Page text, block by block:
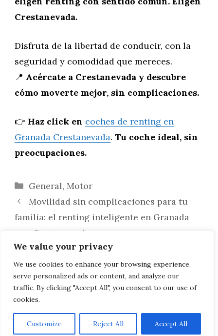
We value your privacy
We use cookies to enhance your browsing experience,
serve personalized ads or content, and analyze our
traffic. By clicking "Accept All", you consent to our use of
cookies.
Customize Reject All Accept All
Crestanevada.
Disfruta de la libertad de conducir, con la
seguridad y comodidad que mereces.
📍 Acércate a Crestanevada y descubre
cómo moverte mejor, sin complicaciones.
👉 Haz click en coches de renting en
Granada Crestanevada. Tu coche ideal, sin
preocupaciones.
Categorías
General, Motor
Movilidad sin complicaciones para tu
familia: el renting inteligente en Granada
con Crestanevada
Muévete a tu ritmo sin romper tu
presupuesto: renting para estudiantes en
Granada con Crestanevada
AVISO LEGAL, POLITICA DE PRIVACIDAD, COOKIES